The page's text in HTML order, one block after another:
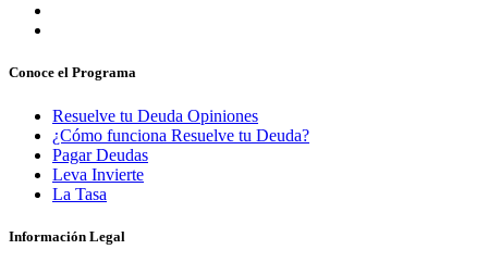
Conoce el Programa
Resuelve tu Deuda Opiniones
¿Cómo funciona Resuelve tu Deuda?
Pagar Deudas
Leva Invierte
La Tasa
Información Legal